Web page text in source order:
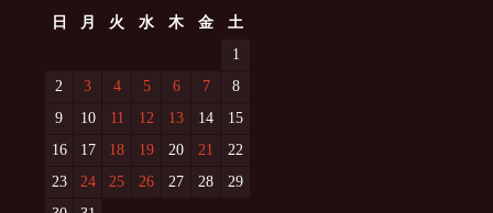
日
月 火 水 木 金
土
1
2
3 4 5 6 7
8
9
10 11 12 13 14
15
16
17 18 19 20 21
22
23
24 25 26 27 28
29